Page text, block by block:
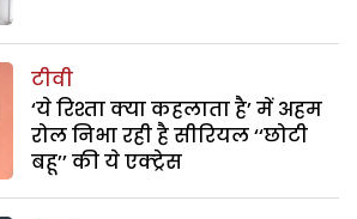
टीवी
‘ये रिश्ता क्या कहलाता है’ में अहम
रोल निभा रही है सीरियल ‘‘छोटी
बहू’’ की ये एक्ट्रेस